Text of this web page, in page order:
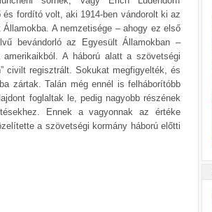
fordító volt, aki 1914-ben vándorolt ki az
A nemzetisége – ahogy ez első
bevándorló az Egyesült Államokban –
A háború alatt a szövetségi
civilt regisztrált. Sokukat megfigyelték, és
zártak. Talán még ennél is felháborítóbb
foglaltak le, pedig nagyobb részének
Ennek a vagyonnak az értéke
a szövetségi kormány háború előtti